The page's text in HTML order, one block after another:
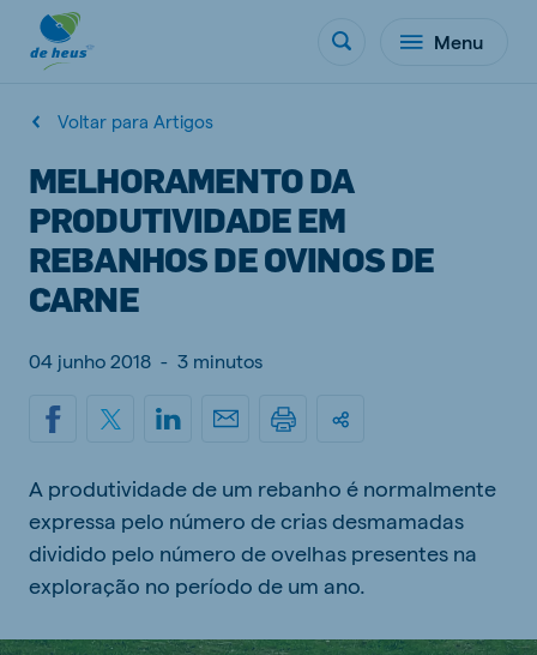
Menu
Voltar para Artigos
MELHORAMENTO DA
PRODUTIVIDADE EM
REBANHOS DE OVINOS DE
CARNE
04 junho 2018 - 3 minutos
A produtividade de um rebanho é normalmente
expressa pelo número de crias desmamadas
dividido pelo número de ovelhas presentes na
exploração no período de um ano.